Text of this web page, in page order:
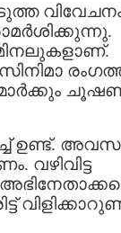
ഉണ്ട്.
വഴിവിട്ട